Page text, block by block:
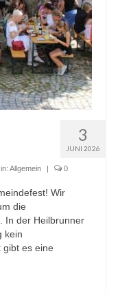
3
JUNI 2026
Allgemein | 0
Wir
die
In der Heilbrunner
kein
gibt es eine